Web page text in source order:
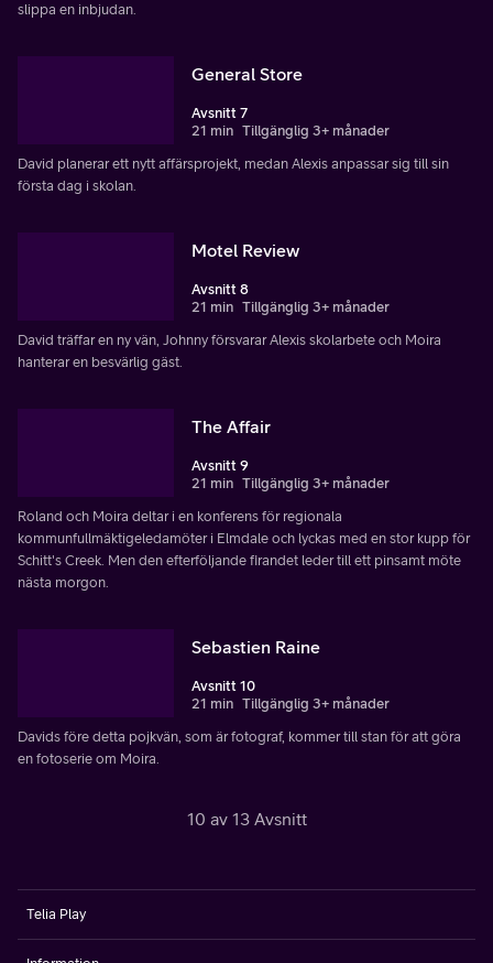
slippa en inbjudan.
General Store
Avsnitt 7
21 min Tillgänglig 3+ månader
David planerar ett nytt affärsprojekt, medan Alexis anpassar sig till sin
första dag i skolan.
Motel Review
Avsnitt 8
21 min Tillgänglig 3+ månader
David träffar en ny vän, Johnny försvarar Alexis skolarbete och Moira
hanterar en besvärlig gäst.
The Affair
Avsnitt 9
21 min Tillgänglig 3+ månader
Roland och Moira deltar i en konferens för regionala
kommunfullmäktigeledamöter i Elmdale och lyckas med en stor kupp för
Schitt's Creek. Men den efterföljande firandet leder till ett pinsamt möte
nästa morgon.
Sebastien Raine
Avsnitt 10
21 min Tillgänglig 3+ månader
Davids före detta pojkvän, som är fotograf, kommer till stan för att göra
en fotoserie om Moira.
10 av 13 Avsnitt
Telia Play